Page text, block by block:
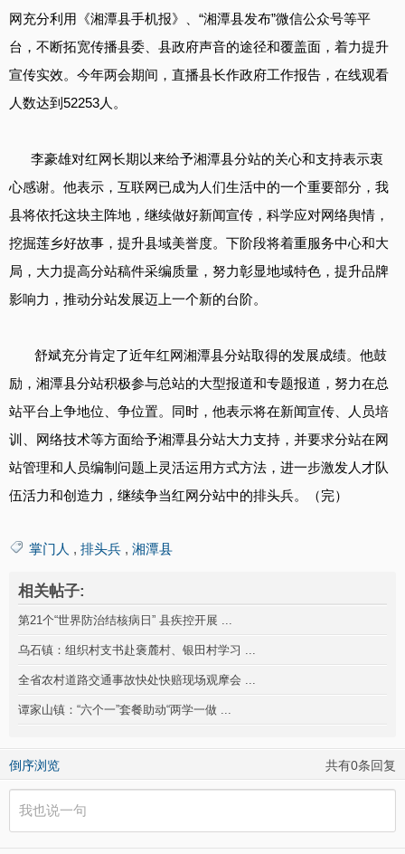
网充分利用《湘潭县手机报》、“湘潭县发布”微信公众号等平
台，不断拓宽传播县委、县政府声音的途径和覆盖面，着力提升
宣传实效。今年两会期间，直播县长作政府工作报告，在线观看
人数达到52253人。
李豪雄对红网长期以来给予湘潭县分站的关心和支持表示衷
心感谢。他表示，互联网已成为人们生活中的一个重要部分，我
县将依托这块主阵地，继续做好新闻宣传，科学应对网络舆情，
挖掘莲乡好故事，提升县域美誉度。下阶段将着重服务中心和大
局，大力提高分站稿件采编质量，努力彰显地域特色，提升品牌
影响力，推动分站发展迈上一个新的台阶。
舒斌充分肯定了近年红网湘潭县分站取得的发展成绩。他鼓
励，湘潭县分站积极参与总站的大型报道和专题报道，努力在总
站平台上争地位、争位置。同时，他表示将在新闻宣传、人员培
训、网络技术等方面给予湘潭县分站大力支持，并要求分站在网
站管理和人员编制问题上灵活运用方式方法，进一步激发人才队
伍活力和创造力，继续争当红网分站中的排头兵。（完）
掌门人 , 排头兵 , 湘潭县
相关帖子:
第21个“世界防治结核病日” 县疾控开展 ...
乌石镇：组织村支书赴褒麓村、银田村学习 ...
全省农村道路交通事故快处快赔现场观摩会 ...
谭家山镇：“六个一”套餐助动“两学一做 ...
倒序浏览 共有0条回复